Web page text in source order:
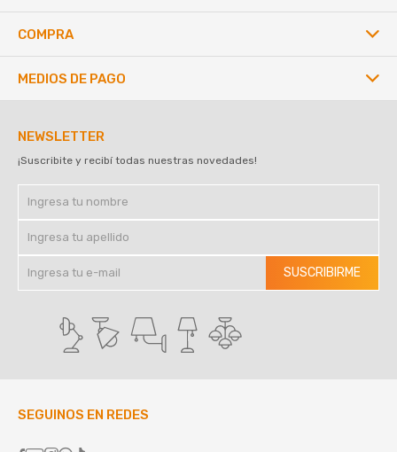
COMPRA
NEWSLETTER
¡Suscribite y recibí todas nuestras novedades!
SUSCRIBIRME
SEGUINOS EN REDES
MEDIOS DE PAGO